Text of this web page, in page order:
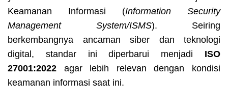
Keamanan Informasi (Information Security
Management System/ISMS). Seiring
berkembangnya ancaman siber dan teknologi
digital, standar ini diperbarui menjadi ISO
27001:2022 agar lebih relevan dengan kondisi
keamanan informasi saat ini.